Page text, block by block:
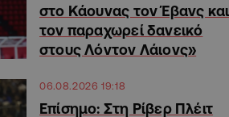
στο Κάουνας τον Έβανς και
τον παραχωρεί δανεικό
στους Λόντον Λάιονς»
06.08.2026 19:18
Επίσημο: Στη Ρίβερ Πλέιτ